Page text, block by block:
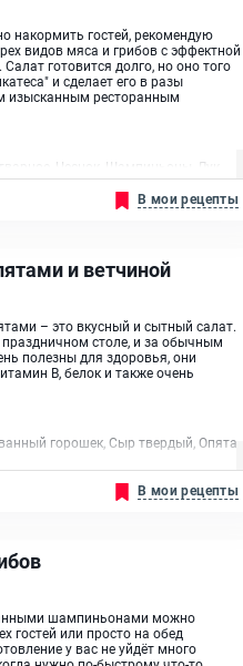
накормить гостей, рекомендую
видов мяса и грибов с эффектной
готовится долго, но оно того
и сделает его в разы
изысканным ресторанным
Чеснок, Шампиньоны, Лук
В мои рецепты
и ветчиной
– это вкусный и сытный салат.
столе, и за обычным
полезны для здоровья, они
В, белок и также очень
горошек, Сыр твердый, Опята,
В мои рецепты
шампиньонами можно
гостей или просто на обед
у вас не уйдёт много